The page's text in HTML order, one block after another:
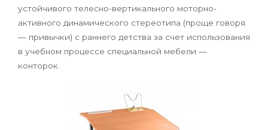
устойчивого телесно-вертикального моторно-
активного динамического стереотипа (проще говоря
— привычки) с раннего детства за счет использования
в учебном процессе специальной мебели —
конторок.